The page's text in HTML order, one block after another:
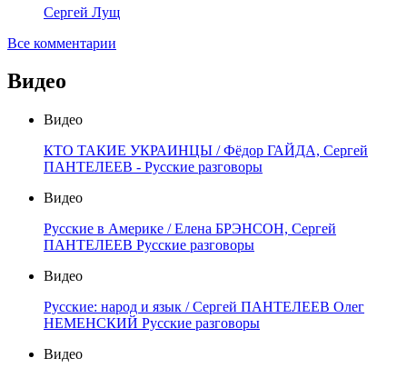
Сергей Лущ
Все комментарии
Видео
Видео
КТО ТАКИЕ УКРАИНЦЫ / Фёдор ГАЙДА, Сергей
ПАНТЕЛЕЕВ - Русские разговоры
Видео
Русские в Америке / Елена БРЭНСОН, Сергей
ПАНТЕЛЕЕВ Русские разговоры
Видео
Русские: народ и язык / Сергей ПАНТЕЛЕЕВ Олег
НЕМЕНСКИЙ Русские разговоры
Видео